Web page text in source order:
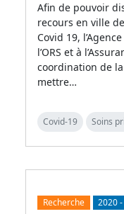
Afin de pouvoir
recours en ville
Covid 19,
l’ORS et à
coordination de
mettre…
Covid-19 Soins
Recherche 2020